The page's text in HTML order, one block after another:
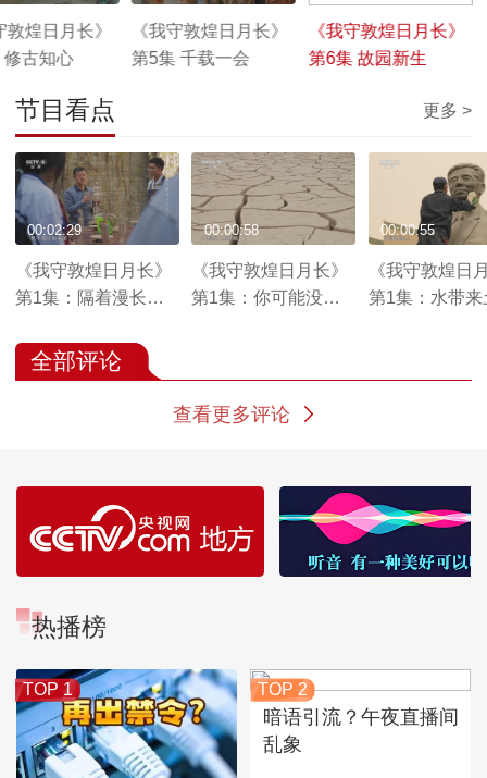
敦煌日月长》
修古知心
《我守敦煌日月长》
第5集 千载一会
《我守敦煌日月长》
第6集 故园新生
节目看点 更多 >
《我守敦煌日月长》
第1集：隔着漫长的
地上取材
00:02:29
《我守敦煌日月长》
第1集：你可能没听
——敦煌土
00:00:58
《我守敦煌日
第1集：水带来
00:00:55
全部评论
查看更多评论
热播榜
TOP 1 TOP 2
暗语引流？午夜直播间
乱象